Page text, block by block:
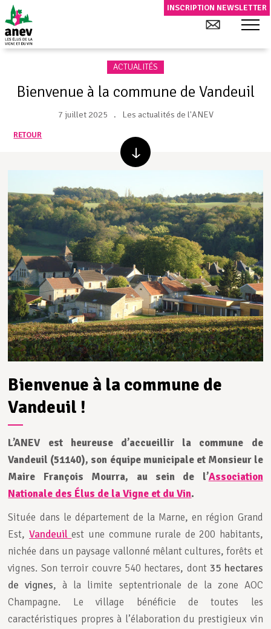
INSCRIPTION NEWSLETTER
ACTUALITÉS
Bienvenue à la commune de Vandeuil
7 juillet 2025 Les actualités de l'ANEV
RETOUR
Bienvenue à la commune de
Vandeuil !
L’ANEV est heureuse d’accueillir la commune de
Vandeuil (51140), son équipe municipale et Monsieur le
Maire François Mourra, au sein de l’Association
Nationale des Élus de la Vigne et du Vin.
Située dans le département de la Marne, en région Grand
Est, Vandeuil est une commune rurale de 200 habitants,
nichée dans un paysage vallonné mêlant cultures, forêts et
vignes. Son terroir couvre 540 hectares, dont35 hectares
de vignes, à la limite septentrionale de la zone AOC
Champagne. Le village bénéficie de toutes les
caractéristiques propres à l’élaboration du prestigieux vin